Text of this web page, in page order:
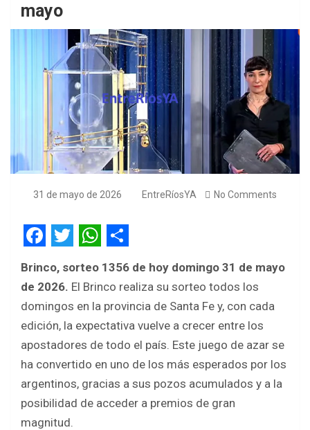
mayo
31 de mayo de 2026 EntreRíosYA No Comments
F
a
c
e
b
o
o
k
w
i
t
t
e
r
W
h
a
t
s
A
p
p
S
h
a
r
e
Brinco, sorteo 1356 de hoy domingo 31 de mayo
de 2026. El Brinco realiza su sorteo todos los
domingos en la provincia de Santa Fe y, con cada
edición, la expectativa vuelve a crecer entre los
apostadores de todo el país. Este juego de azar se
ha convertido en uno de los más esperados por los
argentinos, gracias a sus pozos acumulados y a la
posibilidad de acceder a premios de gran
magnitud.